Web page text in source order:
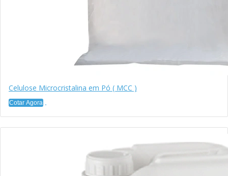
Celulose Microcristalina em Pó ( MCC )
Cotar Agora